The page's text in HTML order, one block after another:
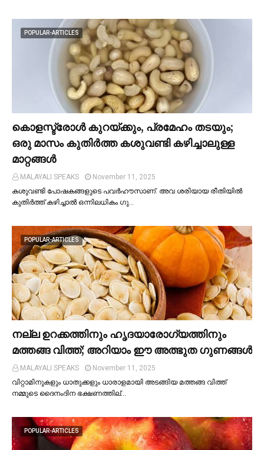
POPULAR-ARTICLES
കൊളസ്ട്രോള്‍ കുറയ്ക്കും, പ്രമേഹം തടയും;
ഒരു മാസം കുതിര്‍ത്ത കശുവണ്ടി കഴിച്ചാലുള്ള
മാറ്റങ്ങള്‍
MALAYALI SPEAKS
November 11, 2025
കശുവണ്ടി പോഷകങ്ങളുടെ പവർഹൗസാണ്. അവ ശരിയായ രീതിയില്‍
കുതിർത്ത് കഴിച്ചാല്‍ ഒന്നിലധികം ഗു…
POPULAR-ARTICLES
നല്ല ഉറക്കത്തിനും ഹൃദയാരോഗ്യത്തിനും
മത്തങ്ങ വിത്ത്; അറിയാം ഈ അത്ഭുത ഗുണങ്ങള്‍
MALAYALI SPEAKS
November 11, 2025
വിറ്റാമിനുകളും ധാതുക്കളും ധാരാളമായി അടങ്ങിയ മത്തങ്ങ വിത്ത്
നമ്മുടെ ദൈനംദിന ഭക്ഷണത്തില്…
POPULAR-ARTICLES